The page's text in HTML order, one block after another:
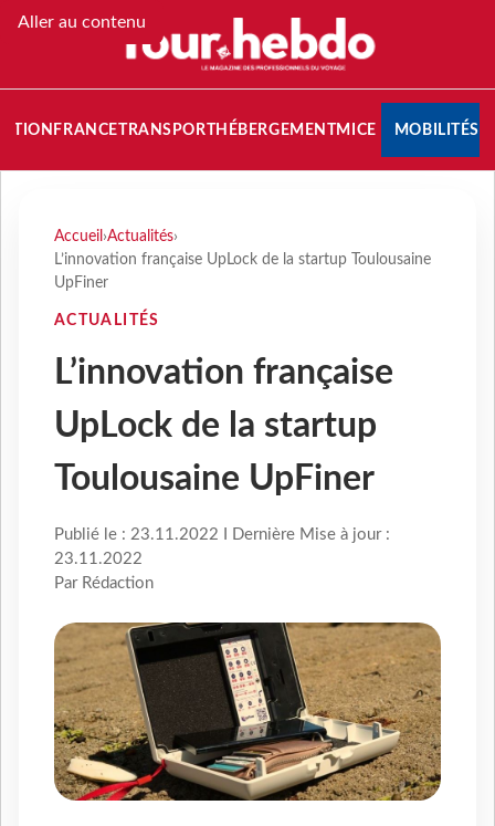
Aller au contenu
FRANCETRANSPORT HÉBERGEMENTMICE MOBILITÉS
Accueil ›Actualités›
L’innovation française UpLock de la startup Toulousaine
UpFiner
ACTUALITÉS
L’innovation française
UpLock de la startup
Toulousaine UpFiner
Publié le : 23.11.2022 I Dernière Mise à jour :
23.11.2022
Par Rédaction